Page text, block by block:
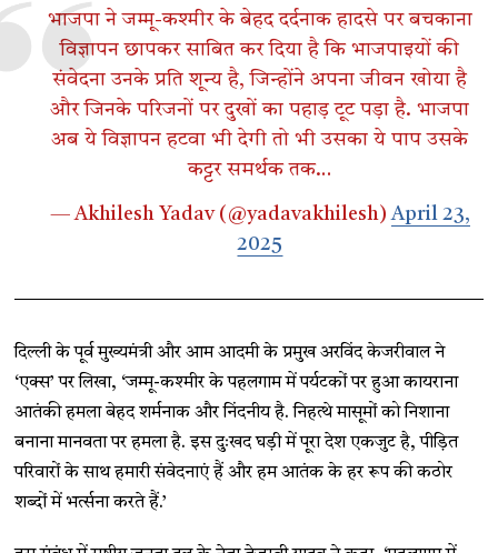
भाजपा ने जम्मू-कश्मीर के बेहद दर्दनाक हादसे पर बचकाना
विज्ञापन छापकर साबित कर दिया है कि भाजपाइयों की
संवेदना उनके प्रति शून्य है, जिन्होंने अपना जीवन खोया है
और जिनके परिजनों पर दुखों का पहाड़ टूट पड़ा है. भाजपा
अब ये विज्ञापन हटवा भी देगी तो भी उसका ये पाप उसके
कट्टर समर्थक तक…
— Akhilesh Yadav (@yadavakhilesh)April 23,
2025
दिल्ली के पूर्व मुख्यमंत्री और आम आदमी के प्रमुख अरविंद केजरीवाल ने
‘एक्स’ पर लिखा, ‘जम्मू-कश्मीर के पहलगाम में पर्यटकों पर हुआ कायराना
आतंकी हमला बेहद शर्मनाक और निंदनीय है. निहत्थे मासूमों को निशाना
बनाना मानवता पर हमला है. इस दुःखद घड़ी में पूरा देश एकजुट है, पीड़ित
परिवारों के साथ हमारी संवेदनाएं हैं और हम आतंक के हर रूप की कठोर
शब्दों में भर्त्सना करते हैं.’